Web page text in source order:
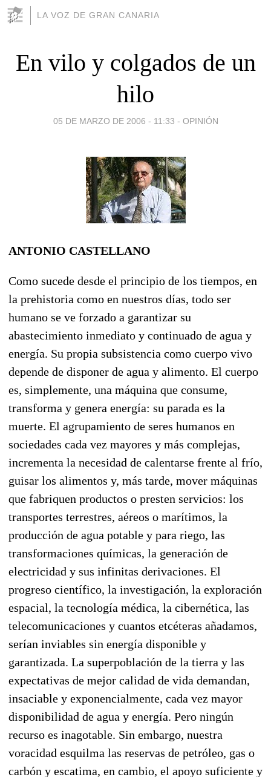
LA VOZ DE GRAN CANARIA
En vilo y colgados de un
hilo
05 DE MARZO DE 2006 - 11:33 - OPINIÓN
ANTONIO CASTELLANO
Como sucede desde el principio de los tiempos, en
la prehistoria como en nuestros días, todo ser
humano se ve forzado a garantizar su
abastecimiento inmediato y continuado de agua y
energía. Su propia subsistencia como cuerpo vivo
depende de disponer de agua y alimento. El cuerpo
es, simplemente, una máquina que consume,
transforma y genera energía: su parada es la
muerte. El agrupamiento de seres humanos en
sociedades cada vez mayores y más complejas,
incrementa la necesidad de calentarse frente al frío,
guisar los alimentos y, más tarde, mover máquinas
que fabriquen productos o presten servicios: los
transportes terrestres, aéreos o marítimos, la
producción de agua potable y para riego, las
transformaciones químicas, la generación de
electricidad y sus infinitas derivaciones. El
progreso científico, la investigación, la exploración
espacial, la tecnología médica, la cibernética, las
telecomunicaciones y cuantos etcéteras añadamos,
serían inviables sin energía disponible y
garantizada. La superpoblación de la tierra y las
expectativas de mejor calidad de vida demandan,
insaciable y exponencialmente, cada vez mayor
disponibilidad de agua y energía. Pero ningún
recurso es inagotable. Sin embargo, nuestra
voracidad esquilma las reservas de petróleo, gas o
carbón y escatima, en cambio, el apoyo suficiente y